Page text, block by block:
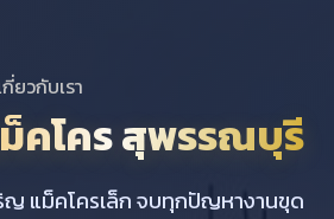
กี่ยวกับเรา
คโคร สุพรรณบุรี
ญ แม็คโครเล็ก จบทุกปัญหางานขุด